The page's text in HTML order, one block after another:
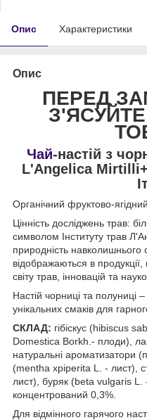
Опис Характеристики
Опис
ПЕРЕД
Чай-настій з
L'Angelica
Органічний фруктово-
Цінність досліджень трав:
символом Інституту трав
природність
відображаються в
світу трав, інновацій та
Настій чорниці та
унікальних смаків для
СКЛАД: гібіскус (hibiscus
Domestica Borkh.- плоди),
натуральні ароматизатори
(mentha xpiperita L. - лист),
лист), буряк (beta vulgaris L. -
концентрований 0,3%.
Для відмінного гарячого